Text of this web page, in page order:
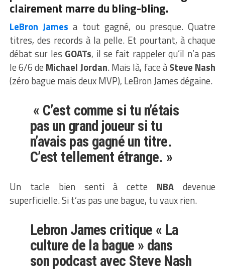
clairement marre du bling-bling.
LeBron James a tout gagné, ou presque. Quatre
titres, des records à la pelle. Et pourtant, à chaque
débat sur les GOATs, il se fait rappeler qu’il n’a pas
le 6/6 de Michael Jordan. Mais là, face àSteve Nash
(zéro bague mais deux MVP), LeBron James dégaine.
« C’est comme si tu n’étais
pas un grand joueur si tu
n’avais pas gagné un titre.
C’est tellement étrange. »
Un tacle bien senti à cette NBA devenue
superficielle. Si t’as pas une bague, tu vaux rien.
Lebron James critique « La
culture de la bague » dans
son podcast avec Steve Nash